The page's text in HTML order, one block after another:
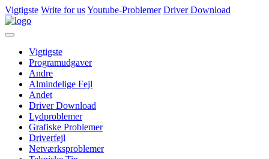
Vigtigste Write for usYoutube-Problemer Driver Download
Vigtigste
Programudgaver
Andre
Almindelige Fejl
Andet
Driver Download
Lydproblemer
Grafiske Problemer
Driverfejl
Netværksproblemer